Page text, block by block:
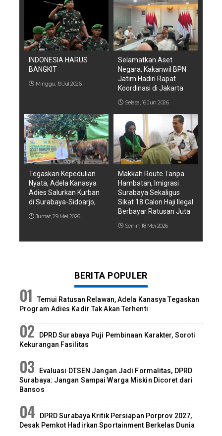
INDONESIA HARUS
BANGKIT
Minggu, 19 Jul 2026
Selamatkan Aset
Negara, Kakanwil BPN
Jatim Hadiri Rapat
Koordinasi di Jakarta
Selasa, 16 Jun 2026
Tegaskan Kepedulian
Nyata, Adela Kanasya
Adies Salurkan Kurban
di Surabaya-Sidoarjo,
Jumat, 29 Mei 2026
Makkah Route Tanpa
Hambatan, Imigrasi
Surabaya Sekaligus
Sikat 18 Calon Haji Ilegal
Berbayar Ratusan Juta
Senin, 18 Mei 2026
BERITA POPULER
Temui Ratusan Relawan, Adela Kanasya Tegaskan
Program Adies Kadir Tak Akan Terhenti
DPRD Surabaya Puji Pembinaan Karakter, Soroti
Kekurangan Fasilitas
Evaluasi DTSEN Jangan Jadi Formalitas, DPRD
Surabaya: Jangan Sampai Warga Miskin Dicoret dari
Bansos
DPRD Surabaya Kritik Persiapan Porprov 2027,
Desak Pemkot Hadirkan Sportainment Berkelas Dunia